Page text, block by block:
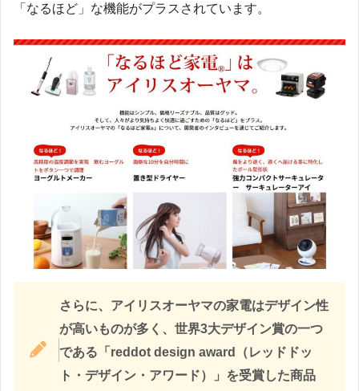
「なるほど」な機能がプラスされています。
さらに、アイリスオーヤマの家電はデザイン性
が高いものが多く、世界3大デザイン賞の一つ
である「reddot design award（レッドドッ
ト・デザイン・アワード）」を受賞した商品